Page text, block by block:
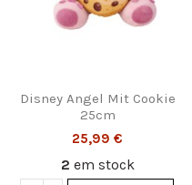
Disney Angel Mit Cookie
25cm
25,99 €
2 em stock